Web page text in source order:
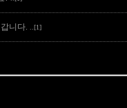
니다. ..[1]